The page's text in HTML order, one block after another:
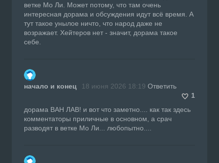
ветке Мо Ли. Может потому, что там очень
интересная дорама и обсуждения идут всё время. А
тут такое унылое ничто, что народ даже не
возражает. Хейтеров нет - значит, дорама такое
себе.
начало и конец 18 июня 2026 18:19 Ответить
1
дорама ВАН ЛАВ! и вот что заметно.... как так здесь
комментаторы приличные в основном, а срач
разводят в ветке Мо Ли... любопытно....